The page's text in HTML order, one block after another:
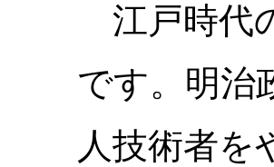
江戸時代
です。明治
人技術者を